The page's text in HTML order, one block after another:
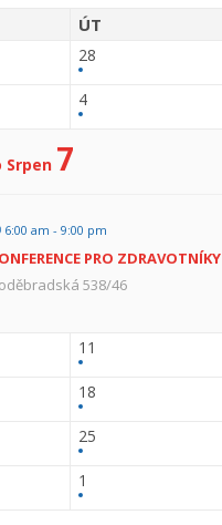
ÚT
28
4
Srpen 7
6:00 am - 9:00 pm
PRO ZDRAVOTNÍKY
538/46
11
18
25
1